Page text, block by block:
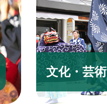
文化・芸術